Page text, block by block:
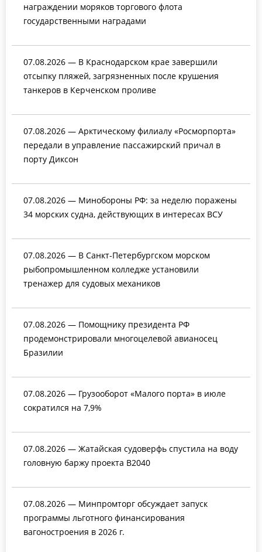
награждении моряков торгового флота
государственными наградами
07.08.2026 — В Краснодарском крае завершили
отсыпку пляжей, загрязненных после крушения
танкеров в Керченском проливе
07.08.2026 — Арктическому филиалу «Росморпорта»
передали в управление пассажирский причал в
порту Диксон
07.08.2026 — Минобороны РФ: за неделю поражены
34 морских судна, действующих в интересах ВСУ
07.08.2026 — В Санкт-Петербургском морском
рыбопромышленном колледже установили
тренажер для судовых механиков
07.08.2026 — Помощнику президента РФ
продемонстрировали многоцелевой авианосец
Бразилии
07.08.2026 — Грузооборот «Малого порта» в июле
сократился на 7,9%
07.08.2026 — Жатайская судоверфь спустила на воду
головную баржу проекта В2040
07.08.2026 — Минпромторг обсуждает запуск
программы льготного финансирования
вагоностроения в 2026 г.